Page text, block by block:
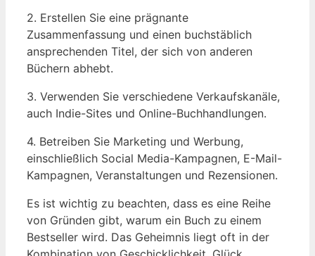
2. Erstellen Sie eine prägnante
Zusammenfassung und einen buchstäblich
ansprechenden Titel, der sich von anderen
Büchern abhebt.
3. Verwenden Sie verschiedene Verkaufskanäle,
auch Indie-Sites und Online-Buchhandlungen.
4. Betreiben Sie Marketing und Werbung,
einschließlich Social Media-Kampagnen, E-Mail-
Kampagnen, Veranstaltungen und Rezensionen.
Es ist wichtig zu beachten, dass es eine Reihe
von Gründen gibt, warum ein Buch zu einem
Bestseller wird. Das Geheimnis liegt oft in der